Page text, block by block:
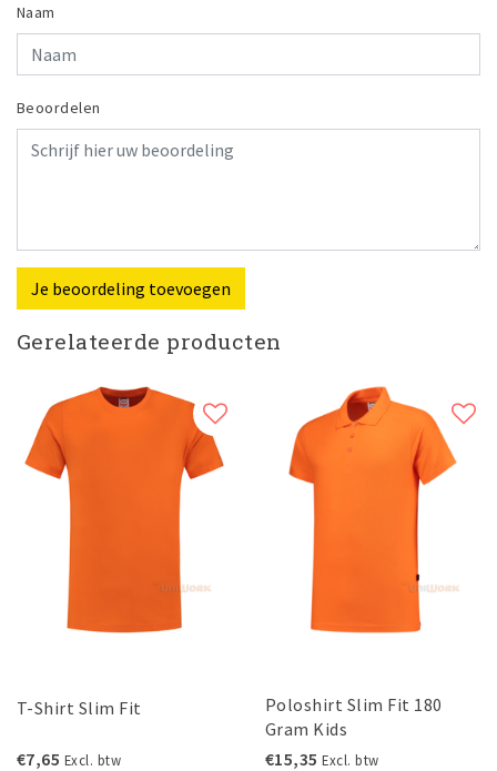
Naam
Beoordelen
Je beoordeling toevoegen
Gerelateerde producten
T-Shirt Slim Fit
€7,65 Excl. btw
Poloshirt Slim Fit 180
Gram Kids
€15,35 Excl. btw